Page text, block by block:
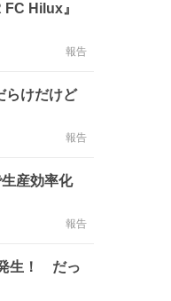
Hilux』
報告
らけだけど
報告
生産効率化
報告
生！ だっ